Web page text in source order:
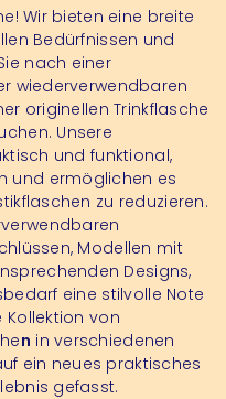
Wir bieten eine breite
Bedürfnissen und
nach einer
wiederverwendbaren
originellen Trinkflasche
Unsere
und funktional,
und ermöglichen es
zu reduzieren.
Modellen mit
Designs,
eine stilvolle Note
Kollektion von
n in verschiedenen
ein neues praktisches
gefasst.